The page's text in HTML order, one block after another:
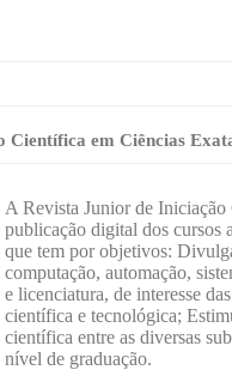
em Ciências
A Revista Junior de
publicação digital dos cursos
que tem por objetivos:
computação, automação,
e licenciatura, de interesse
científica e tecnológica;
científica entre as diversas
nível de graduação.